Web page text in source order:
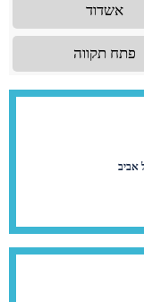
אשדוד
פתח תקווה